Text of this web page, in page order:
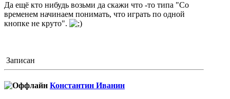
Да ещё кто нибудь возьми да скажи что -то типа "Со
временем начинаем понимать, что играть по одной
кнопке не круто".
Записан
Константин Иванин